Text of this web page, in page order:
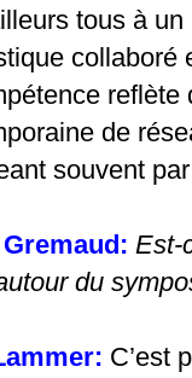
tous à
collaboré
reflète
de
souvent
Est-
du
C’est